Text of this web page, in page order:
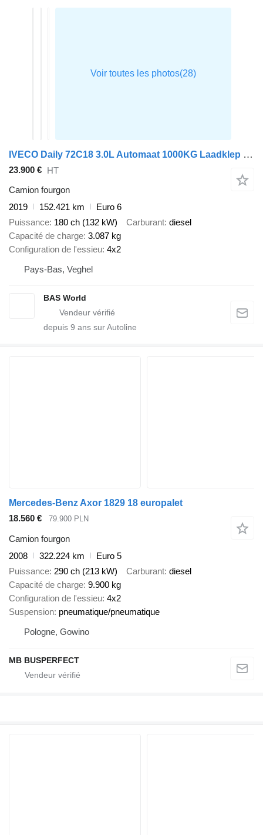
IVECO Daily 72C18 3.0L Automaat 1000KG Laadklep Luchtvering 180PK Dubb
23.900 € HT
Camion fourgon
2019
152.421 km
Euro 6
Puissance 180 ch (132 kW) Carburant diesel
Capacité de charge 3.087 kg
Configuration de l'essieu 4x2
Pays-Bas, Veghel
BAS World
depuis 9 ans sur Autoline
Mercedes-Benz Axor 1829 18 europalet
18.560 €
79.900 PLN
Camion fourgon
2008
322.224 km
Euro 5
Puissance 290 ch (213 kW) Carburant diesel
Capacité de charge 9.900 kg
Configuration de l'essieu 4x2
Suspension pneumatique/pneumatique
Pologne, Gowino
MB BUSPERFECT